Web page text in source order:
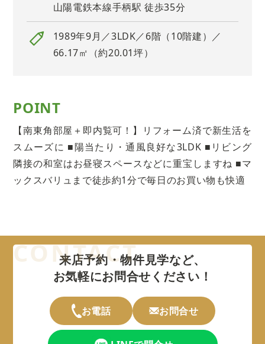
山陽電鉄本線手柄駅 徒歩35分
1989年9月／3LDK／6階（10階建）／
66.17㎡（約20.01坪）
POINT
【南東角部屋＋即内覧可！】リフォーム済で新生活を
スムーズに ■陽当たり・通風良好な3LDK ■リビング
隣接の和室はお昼寝スペースなどに重宝しますね ■マ
ックスバリュまで徒歩約1分で毎日のお買い物も快適
来店予約・物件見学など、
お気軽にお問合せください！
お電話 お問合せ